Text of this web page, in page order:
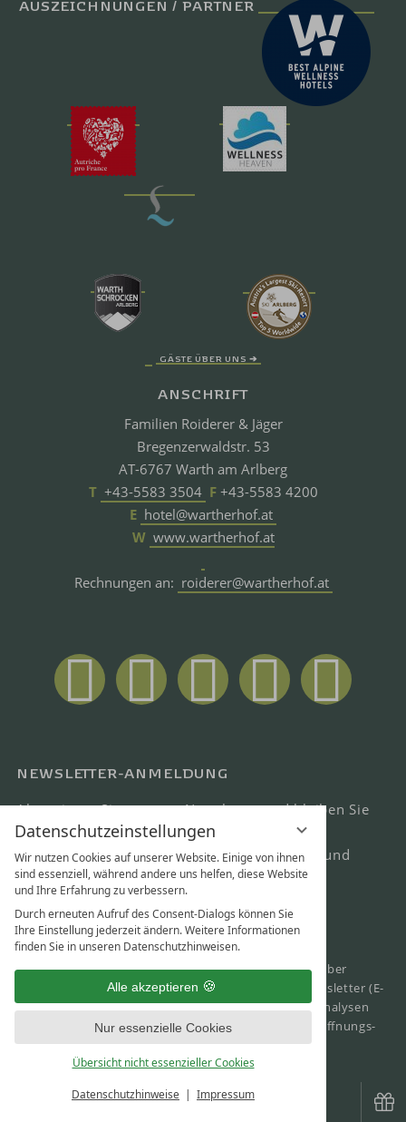
Datenschutzeinstellungen
Wir nutzen Cookies auf unserer Website. Einige von ihnen
sind essenziell, während andere uns helfen, diese Website
und Ihre Erfahrung zu verbessern.
Durch erneuten Aufruf des Consent-Dialogs können Sie
Ihre Einstellung jederzeit ändern. Weitere Informationen
finden Sie in unseren Datenschutzhinweisen.
Alle akzeptieren
Nur essenzielle Cookies
Übersicht nicht essenzieller Cookies
Datenschutzhinweise Impressum
AUSZEICHNUNGEN / PARTNER
GÄSTE ÜBER UNS ➔
ANSCHRIFT
Familien Roiderer & Jäger
Bregenzerwaldstr. 53
AT-6767 Warth am Arlberg
T +43-5583 3504 F+43-5583 4200
E hotel@wartherhof.at
W www.wartherhof.at
Rechnungen an: roiderer@wartherhof.at
NEWSLETTER-ANMELDUNG
Abonnieren Sie unseren Newsletter und bleiben Sie
immer auf dem neuesten Stand! Erhalten Sie
exklusive Angebote, spannende Neuigkeiten und
Tipps für Ihren nächsten Aufenthalt.
Mit Klick auf „Anmelden“ willige ich ein, regelmäßig über
Neuigkeiten und Aktionen per personalisiertem Newsletter (E-
Mail) informiert zu werden. Ich bin mit Newsletter-Analysen
durch Messung, Speicherung und Auswertung von Öffnungs-
und Klickraten in Empfängerprofilen zum Zweck der
Gestaltung künftiger Newsletter entsprechend den
Die Einwilligung kann jederzeit per E-Mail an
hotel@wartherhof.at